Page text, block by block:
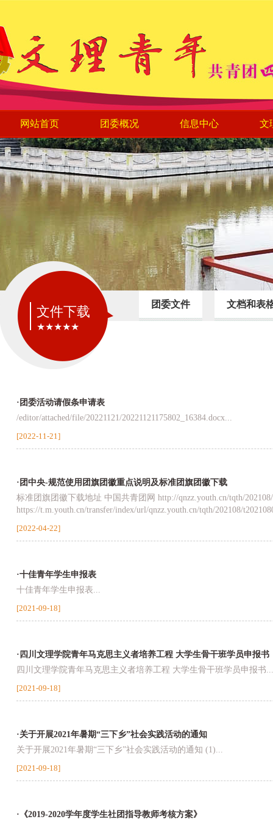
网站首页 团委概况 信息中心 文
文件下载
★★★★★
团委文件 文档和表
·团委活动请假条申请表
/editor/attached/file/20221121/20221121175802_16384.docx...
[2022-11-21]
·团中央-规范使用团旗团徽重点说明及标准团旗团徽下载
标准团旗团徽下载地址 中国共青团网 http://qnzz.youth.cn/tqth/
https://t.m.youth.cn/transfer/index/url/qnzz.youth.cn/tqth/202108/
[2022-04-22]
·十佳青年学生申报表
十佳青年学生申报表...
[2021-09-18]
·四川文理学院青年马克思主义者培养工程 大学生骨干班学员申报书
四川文理学院青年马克思主义者培养工程 大学生骨干班学员申报书...
[2021-09-18]
·关于开展2021年暑期“三下乡”社会实践活动的通知
关于开展2021年暑期“三下乡”社会实践活动的通知 (1)...
[2021-09-18]
·《2019-2020学年度学生社团指导教师考核方案》